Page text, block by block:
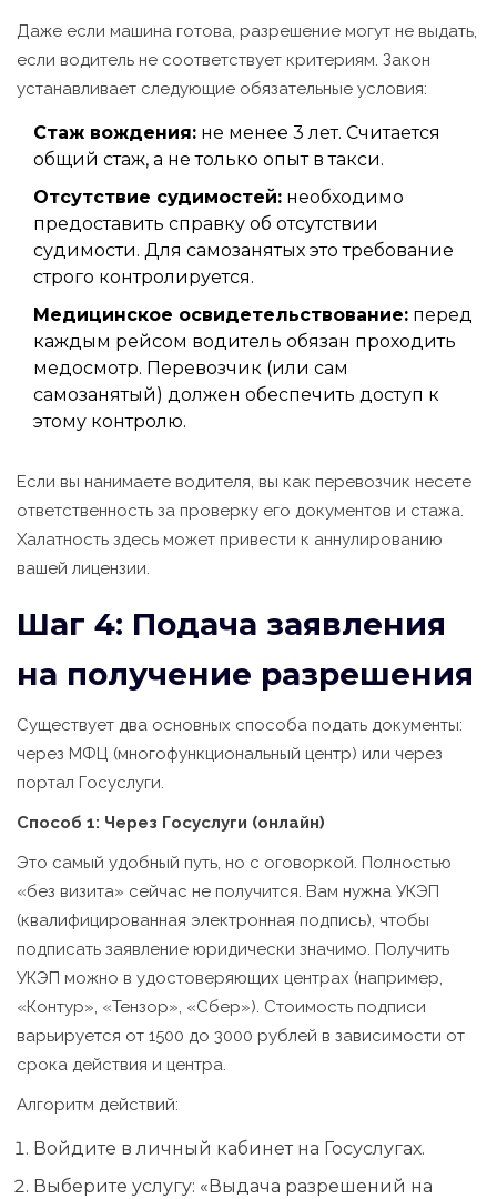
Даже если машина готова, разрешение могут не выдать,
если водитель не соответствует критериям. Закон
устанавливает следующие обязательные условия:
Стаж вождения: не менее 3 лет. Считается
общий стаж, а не только опыт в такси.
Отсутствие судимостей: необходимо
предоставить справку об отсутствии
судимости. Для самозанятых это требование
строго контролируется.
Медицинское освидетельствование: перед
каждым рейсом водитель обязан проходить
медосмотр. Перевозчик (или сам
самозанятый) должен обеспечить доступ к
этому контролю.
Если вы нанимаете водителя, вы как перевозчик несете
ответственность за проверку его документов и стажа.
Халатность здесь может привести к аннулированию
вашей лицензии.
Шаг 4: Подача заявления
на получение разрешения
Существует два основных способа подать документы:
через МФЦ (многофункциональный центр) или через
портал Госуслуги.
Способ 1: Через Госуслуги (онлайн)
Это самый удобный путь, но с оговоркой. Полностью
«без визита» сейчас не получится. Вам нужна УКЭП
(квалифицированная электронная подпись), чтобы
подписать заявление юридически значимо. Получить
УКЭП можно в удостоверяющих центрах (например,
«Контур», «Тензор», «Сбер»). Стоимость подписи
варьируется от 1500 до 3000 рублей в зависимости от
срока действия и центра.
Алгоритм действий:
Войдите в личный кабинет на Госуслугах.
Выберите услугу: «Выдача разрешений на